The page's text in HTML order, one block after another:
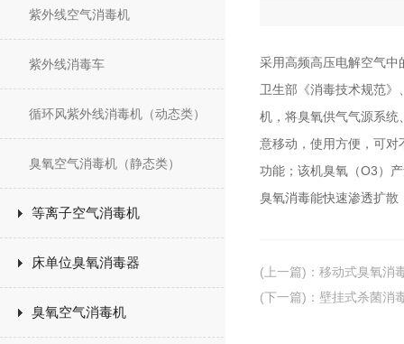
紫外线空气消毒机
紫外线消毒车
循环风紫外线消毒机（动态类）
臭氧空气消毒机（静态类）
等离子空气消毒机
床单位臭氧消毒器
臭氧空气消毒机
采用高频高压电解空气
卫生部《消毒技术规范
机，将臭氧供气气源系
意移动，使用方便，可
功能；该机臭氧（O3）
臭氧消毒能快速渗透扩
(上一篇) ： 移动式臭氧消
(下一篇) ： 壁挂式杀菌消